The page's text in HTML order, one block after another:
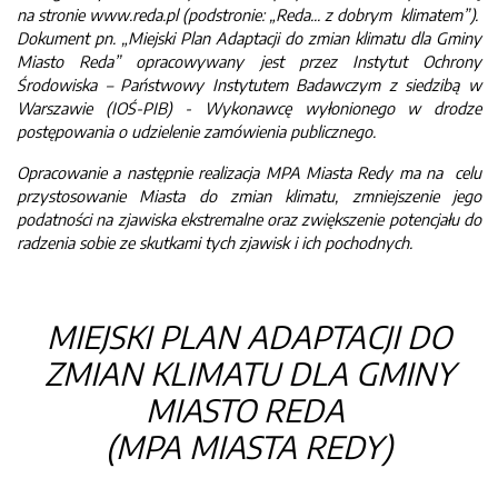
na stronie www.reda.pl (podstronie: „Reda... z dobrym klimatem”).
Dokument pn. „Miejski Plan Adaptacji do zmian klimatu dla Gminy
Miasto Reda” opracowywany jest przez Instytut Ochrony
Środowiska – Państwowy Instytutem Badawczym z siedzibą w
Warszawie (IOŚ-PIB) - Wykonawcę wyłonionego w drodze
postępowania o udzielenie zamówienia publicznego.
Opracowanie a następnie realizacja MPA Miasta Redy ma na celu
przystosowanie Miasta do zmian klimatu, zmniejszenie jego
podatności na zjawiska ekstremalne oraz zwiększenie potencjału do
radzenia sobie ze skutkami tych zjawisk i ich pochodnych.
MIEJSKI PLAN ADAPTACJI DO
ZMIAN KLIMATU DLA GMINY
MIASTO REDA
(MPA MIASTA REDY)